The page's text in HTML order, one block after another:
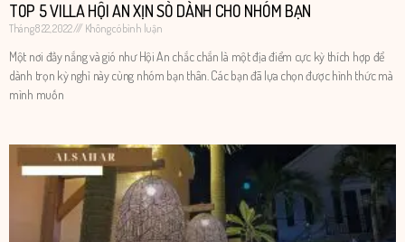
TOP 5 VILLA HỘI AN XỊN SÒ DÀNH CHO NHÓM BẠN
Tháng 8 22, 2022 Không có bình luận
Một nơi đầy nắng và gió như Hội An chắc chắn là một địa điểm cực kỳ thích hợp để
dành trọn kỳ nghỉ này cùng nhóm bạn thân. Các bạn đã lựa chọn được hình thức mà
mình muốn